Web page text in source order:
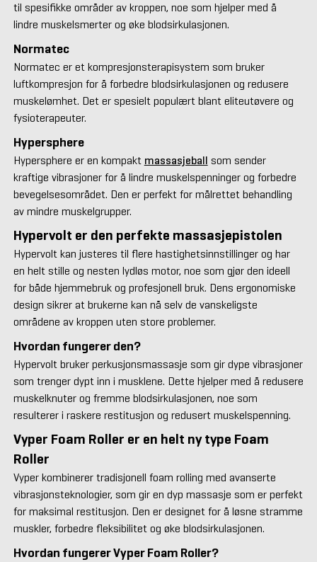
til spesifikke områder av kroppen, noe som hjelper med å
lindre muskelsmerter og øke blodsirkulasjonen.
Normatec
Normatec er et kompresjonsterapisystem som bruker
luftkompresjon for å forbedre blodsirkulasjonen og redusere
muskelømhet. Det er spesielt populært blant eliteutøvere og
fysioterapeuter.
Hypersphere
Hypersphere er en kompakt massasjeball som sender
kraftige vibrasjoner for å lindre muskelspenninger og forbedre
bevegelsesområdet. Den er perfekt for målrettet behandling
av mindre muskelgrupper.
Hypervolt er den perfekte massasjepistolen
Hypervolt kan justeres til flere hastighetsinnstillinger og har
en helt stille og nesten lydløs motor, noe som gjør den ideell
for både hjemmebruk og profesjonell bruk. Dens ergonomiske
design sikrer at brukerne kan nå selv de vanskeligste
områdene av kroppen uten store problemer.
Hvordan fungerer den?
Hypervolt bruker perkusjonsmassasje som gir dype vibrasjoner
som trenger dypt inn i musklene. Dette hjelper med å redusere
muskelknuter og fremme blodsirkulasjonen, noe som
resulterer i raskere restitusjon og redusert muskelspenning.
Vyper Foam Roller er en helt ny type Foam
Roller
Vyper kombinerer tradisjonell foam rolling med avanserte
vibrasjonsteknologier, som gir en dyp massasje som er perfekt
for maksimal restitusjon. Den er designet for å løsne stramme
muskler, forbedre fleksibilitet og øke blodsirkulasjonen.
Hvordan fungerer Vyper Foam Roller?